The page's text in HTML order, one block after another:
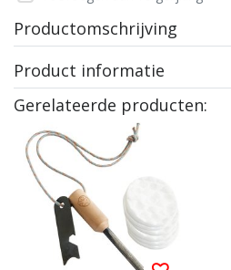
Productomschrijving
Product informatie
Gerelateerde producten: